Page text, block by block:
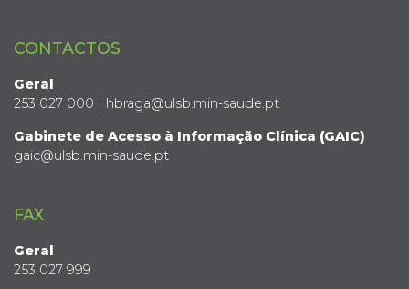
CONTACTOS
Geral
253 027 000 | hbraga@ulsb.min-saude.pt
Gabinete de Acesso à Informação Clínica (GAIC)
gaic@ulsb.min-saude.pt
FAX
Geral
253 027 999